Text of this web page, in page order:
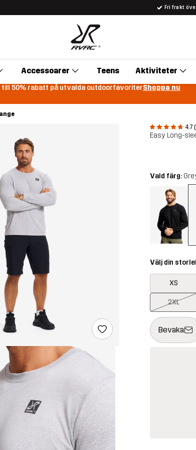
Fri frakt
Accessoarer Teens Aktiviteter
till 50% rabatt på utvalda outdoorfavoriterShoppa nu
4.7
Easy Long-
Vald färg:
Välj din
XS
2XL
Bevaka
Denna
{{size}} inte